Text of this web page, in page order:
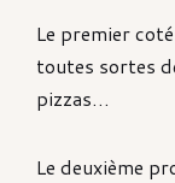
Le premier
toutes sortes
pizzas…
Le deuxième